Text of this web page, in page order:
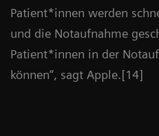
Patient*innen werden
und die Notaufnahme
Patient*innen in der
können“, sagt Apple.[14]